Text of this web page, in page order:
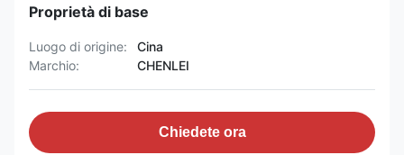
Proprietà di base
Luogo di origine:
Cina
Marchio:
CHENLEI
Chiedete ora